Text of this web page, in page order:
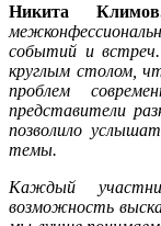
Никита
событий и
круглым столом,
проблем
представители
позволило
темы.
Каждый
возможность